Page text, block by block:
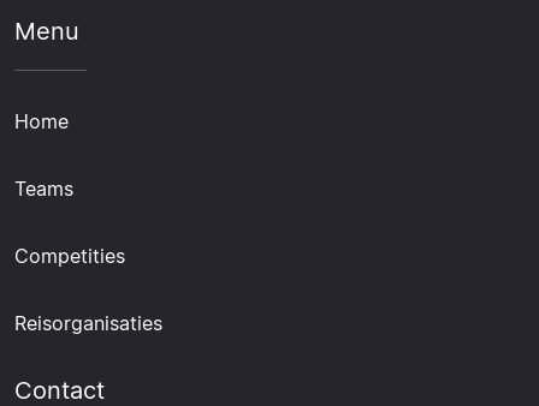
Menu
Home
Teams
Competities
Reisorganisaties
Contact